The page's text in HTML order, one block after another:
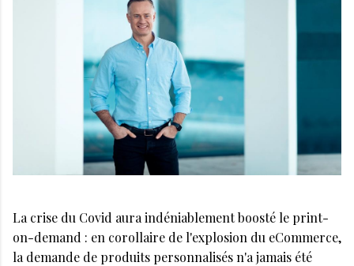
La crise du Covid aura indéniablement boosté le print-
on-demand : en corollaire de l'explosion du eCommerce,
la demande de produits personnalisés n'a jamais été